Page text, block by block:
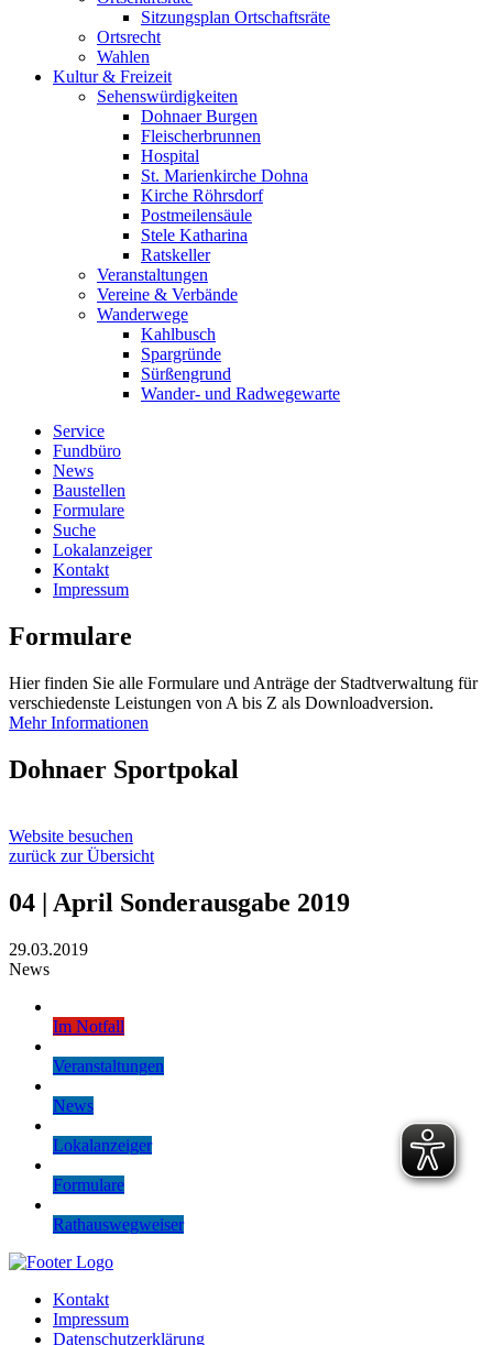
Sitzungsplan Ortschaftsräte
Ortsrecht
Wahlen
Kultur & Freizeit
Sehenswürdigkeiten
Dohnaer Burgen
Fleischerbrunnen
Hospital
St. Marienkirche Dohna
Kirche Röhrsdorf
Postmeilensäule
Stele Katharina
Ratskeller
Veranstaltungen
Vereine & Verbände
Wanderwege
Kahlbusch
Spargründe
Sürßengrund
Wander- und Radwegewarte
Service
Fundbüro
News
Baustellen
Formulare
Suche
Lokalanzeiger
Kontakt
Impressum
Formulare
Hier finden Sie alle Formulare und Anträge der Stadtverwaltung für
verschiedenste Leistungen von A bis Z als Downloadversion.
Mehr Informationen
Dohnaer Sportpokal
Website besuchen
zurück zur Übersicht
04 | April Sonderausgabe 2019
29.03.2019
News
Im Notfall
Veranstaltungen
News
Lokalanzeiger
Formulare
Rathauswegweiser
Kontakt
Impressum
Datenschutzerklärung